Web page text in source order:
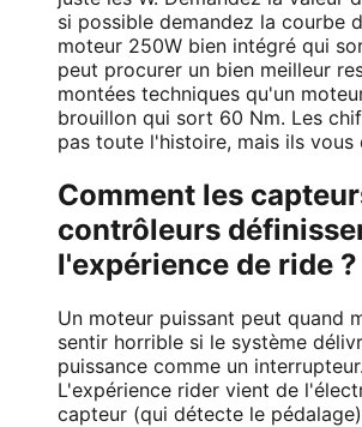
si possible demandez la courbe
moteur 250W bien intégré qui
peut procurer un bien meilleur
montées techniques qu'un
brouillon qui sort 60 Nm. Les
pas toute l'histoire, mais ils vous
Comment les
contrôleurs
l'expérience de ride ?
Un moteur puissant peut quand
sentir horrible si le système
puissance comme un interrupteur.
L'expérience rider vient de
capteur (qui détecte le